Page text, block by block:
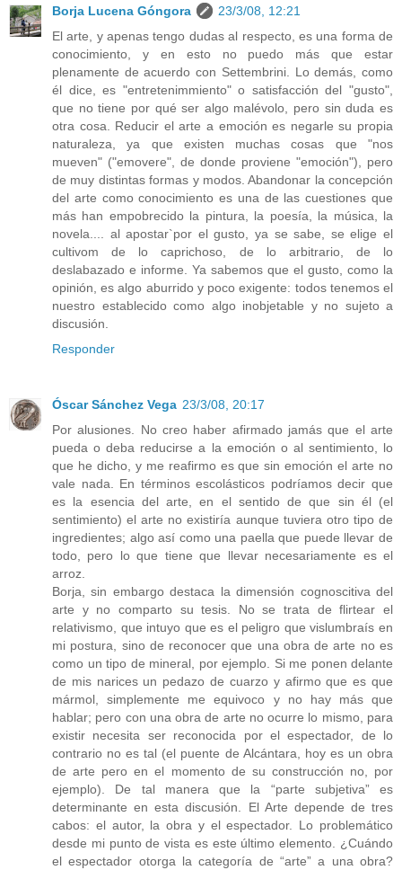
Borja Lucena Góngora
23/3/08, 12:21
El arte, y apenas tengo dudas al respecto, es una forma de
conocimiento, y en esto no puedo más que estar
plenamente de acuerdo con Settembrini. Lo demás, como
él dice, es "entretenimmiento" o satisfacción del "gusto",
que no tiene por qué ser algo malévolo, pero sin duda es
otra cosa. Reducir el arte a emoción es negarle su propia
naturaleza, ya que existen muchas cosas que "nos
mueven" ("emovere", de donde proviene "emoción"), pero
de muy distintas formas y modos. Abandonar la concepción
del arte como conocimiento es una de las cuestiones que
más han empobrecido la pintura, la poesía, la música, la
novela.... al apostar`por el gusto, ya se sabe, se elige el
cultivom de lo caprichoso, de lo arbitrario, de lo
deslabazado e informe. Ya sabemos que el gusto, como la
opinión, es algo aburrido y poco exigente: todos tenemos el
nuestro establecido como algo inobjetable y no sujeto a
discusión.
Responder
Óscar Sánchez Vega 23/3/08, 20:17
Por alusiones. No creo haber afirmado jamás que el arte
pueda o deba reducirse a la emoción o al sentimiento, lo
que he dicho, y me reafirmo es que sin emoción el arte no
vale nada. En términos escolásticos podríamos decir que
es la esencia del arte, en el sentido de que sin él (el
sentimiento) el arte no existiría aunque tuviera otro tipo de
ingredientes; algo así como una paella que puede llevar de
todo, pero lo que tiene que llevar necesariamente es el
arroz.
Borja, sin embargo destaca la dimensión cognoscitiva del
arte y no comparto su tesis. No se trata de flirtear el
relativismo, que intuyo que es el peligro que vislumbraís en
mi postura, sino de reconocer que una obra de arte no es
como un tipo de mineral, por ejemplo. Si me ponen delante
de mis narices un pedazo de cuarzo y afirmo que es que
mármol, simplemente me equivoco y no hay más que
hablar; pero con una obra de arte no ocurre lo mismo, para
existir necesita ser reconocida por el espectador, de lo
contrario no es tal (el puente de Alcántara, hoy es un obra
de arte pero en el momento de su construcción no, por
ejemplo). De tal manera que la “parte subjetiva” es
determinante en esta discusión. El Arte depende de tres
cabos: el autor, la obra y el espectador. Lo problemático
desde mi punto de vista es este último elemento. ¿Cuándo
el espectador otorga la categoría de “arte” a una obra?